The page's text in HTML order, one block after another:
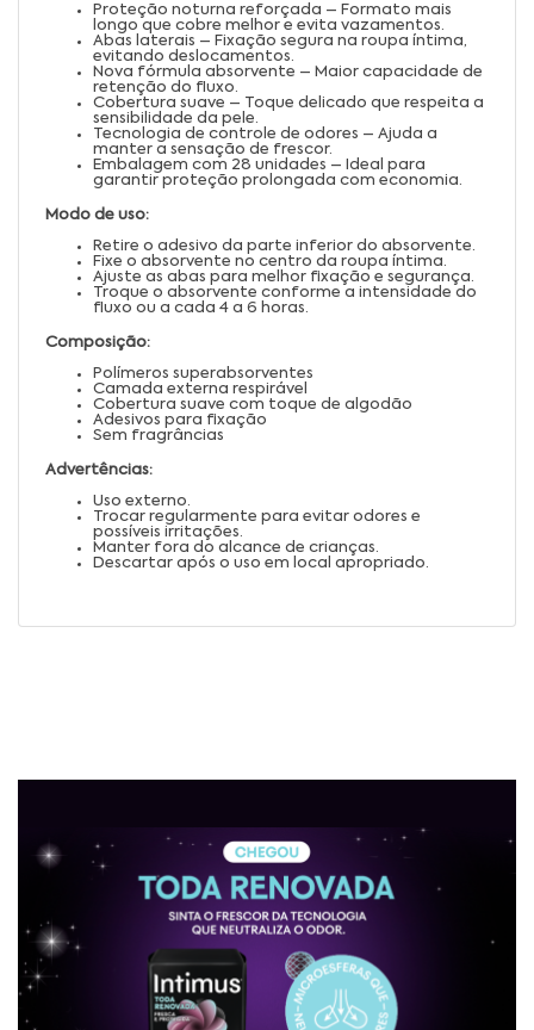
Proteção noturna reforçada – Formato mais
longo que cobre melhor e evita vazamentos.
Abas laterais – Fixação segura na roupa íntima,
evitando deslocamentos.
Nova fórmula absorvente – Maior capacidade de
retenção do fluxo.
Cobertura suave – Toque delicado que respeita a
sensibilidade da pele.
Tecnologia de controle de odores – Ajuda a
manter a sensação de frescor.
Embalagem com 28 unidades – Ideal para
garantir proteção prolongada com economia.
Modo de uso:
Retire o adesivo da parte inferior do absorvente.
Fixe o absorvente no centro da roupa íntima.
Ajuste as abas para melhor fixação e segurança.
Troque o absorvente conforme a intensidade do
fluxo ou a cada 4 a 6 horas.
Composição:
Polímeros superabsorventes
Camada externa respirável
Cobertura suave com toque de algodão
Adesivos para fixação
Sem fragrâncias
Advertências:
Uso externo.
Trocar regularmente para evitar odores e
possíveis irritações.
Manter fora do alcance de crianças.
Descartar após o uso em local apropriado.